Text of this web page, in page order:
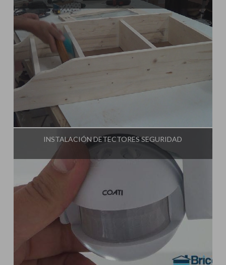
Influencer:
INSTALACIÓN DETECTORES SEGURIDAD